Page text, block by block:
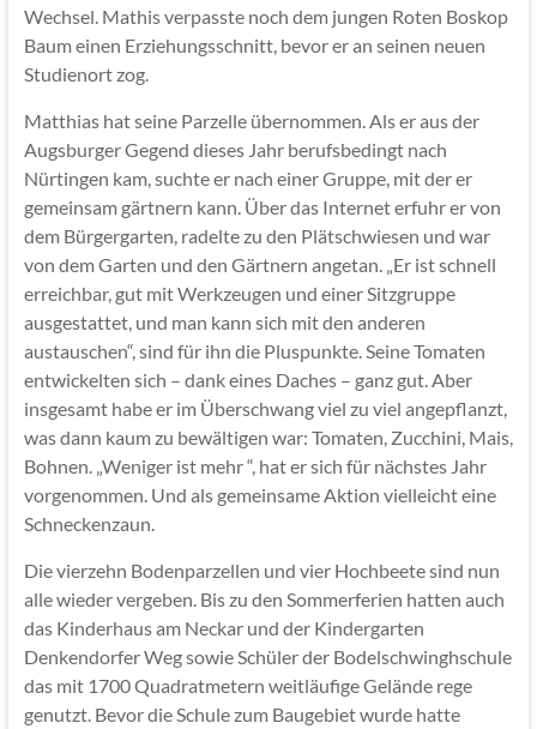
Wechsel. Mathis verpasste noch dem jungen Roten Boskop
Baum einen Erziehungsschnitt, bevor er an seinen neuen
Studienort zog.
Matthias hat seine Parzelle übernommen. Als er aus der
Augsburger Gegend dieses Jahr berufsbedingt nach
Nürtingen kam, suchte er nach einer Gruppe, mit der er
gemeinsam gärtnern kann. Über das Internet erfuhr er von
dem Bürgergarten, radelte zu den Plätschwiesen und war
von dem Garten und den Gärtnern angetan. „Er ist schnell
erreichbar, gut mit Werkzeugen und einer Sitzgruppe
ausgestattet, und man kann sich mit den anderen
austauschen“, sind für ihn die Pluspunkte. Seine Tomaten
entwickelten sich – dank eines Daches – ganz gut. Aber
insgesamt habe er im Überschwang viel zu viel angepflanzt,
was dann kaum zu bewältigen war: Tomaten, Zucchini, Mais,
Bohnen. „Weniger ist mehr “, hat er sich für nächstes Jahr
vorgenommen. Und als gemeinsame Aktion vielleicht eine
Schneckenzaun.
Die vierzehn Bodenparzellen und vier Hochbeete sind nun
alle wieder vergeben. Bis zu den Sommerferien hatten auch
das Kinderhaus am Neckar und der Kindergarten
Denkendorfer Weg sowie Schüler der Bodelschwinghschule
das mit 1700 Quadratmetern weitläufige Gelände rege
genutzt. Bevor die Schule zum Baugebiet wurde hatte